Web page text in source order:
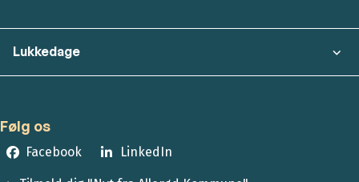
Lukkedage
Følg os
Facebook LinkedIn